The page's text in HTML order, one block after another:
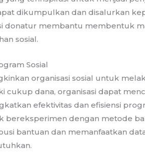
dikumpulkan dan disalurkan
donatur membantu membentuk
sosial.
Sosial
organisasi sosial untuk
cukup dana, organisasi dapat
efektivitas dan efisiensi
bereksperimen dengan metode
bantuan dan memanfaatkan